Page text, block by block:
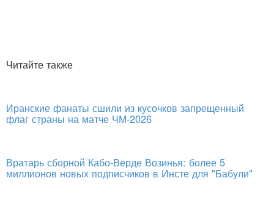
Читайте также
Иранские фанаты сшили из кусочков запрещенный
флаг страны на матче ЧМ-2026
Вратарь сборной Кабо-Верде Возинья: более 5
миллионов новых подписчиков в Инсте для "Бабули"